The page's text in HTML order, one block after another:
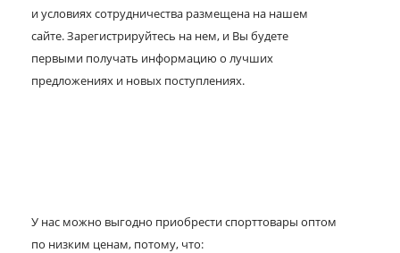
и условиях сотрудничества размещена на нашем
сайте. Зарегистрируйтесь на нем, и Вы будете
первыми получать информацию о лучших
предложениях и новых поступлениях.
У нас можно выгодно приобрести спорттовары оптом
по низким ценам, потому, что: